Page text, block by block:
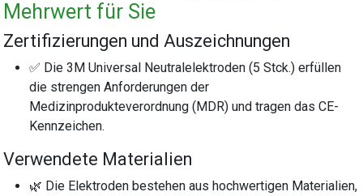
Mehrwert für Sie
Zertifizierungen und Auszeichnungen
✅ Die 3M Universal Neutralelektroden (5 Stck.) erfüllen
die strengen Anforderungen der
Medizinprodukteverordnung (MDR) und tragen das CE-
Kennzeichen.
Verwendete Materialien
🌿 Die Elektroden bestehen aus hochwertigen Materialien,